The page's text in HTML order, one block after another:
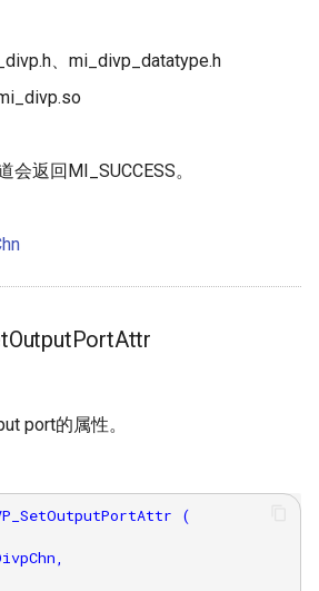
、mi_divp_datatype.h
会返回MI_SUCCESS。
port的属性。
(